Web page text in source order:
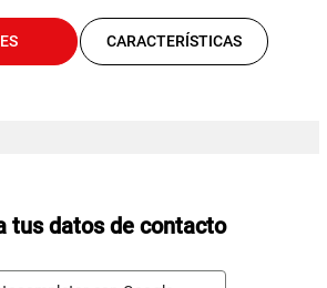
CARACTERÍSTICAS
tus datos de contacto